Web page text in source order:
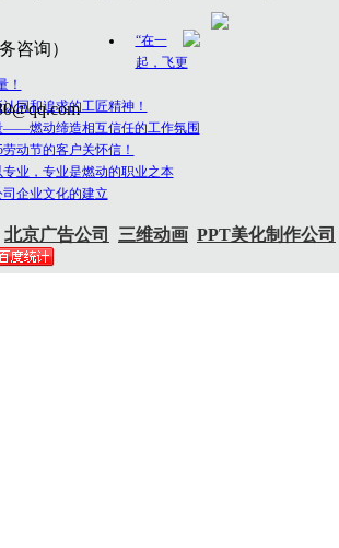
咨询）
“在一
起，飞更
！
同和追求的工匠精神！
——燃动缔造相互信任的工作氛围
动节的客户关怀信！
专业，专业是燃动的职业之本
企业文化的建立
北京广告公司 三维动画 PPT美化制作公司